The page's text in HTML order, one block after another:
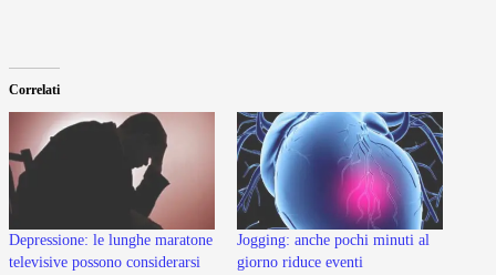
Correlati
Depressione: le lunghe maratone
televisive possono considerarsi
Jogging: anche pochi minuti al
giorno riduce eventi